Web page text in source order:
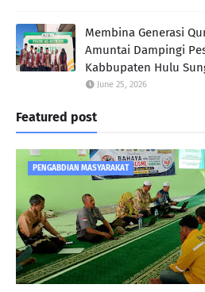
Membina Generasi
Amuntai Dampingi
Kabbupaten Hulu
June 25, 2026
Featured post
PENGABDIAN MASYARAKAT